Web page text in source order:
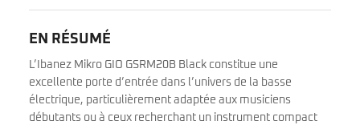
EN RÉSUMÉ
L’Ibanez Mikro GIO GSRM20B Black constitue une
excellente porte d’entrée dans l’univers de la basse
électrique, particulièrement adaptée aux musiciens
débutants ou à ceux recherchant un instrument compact